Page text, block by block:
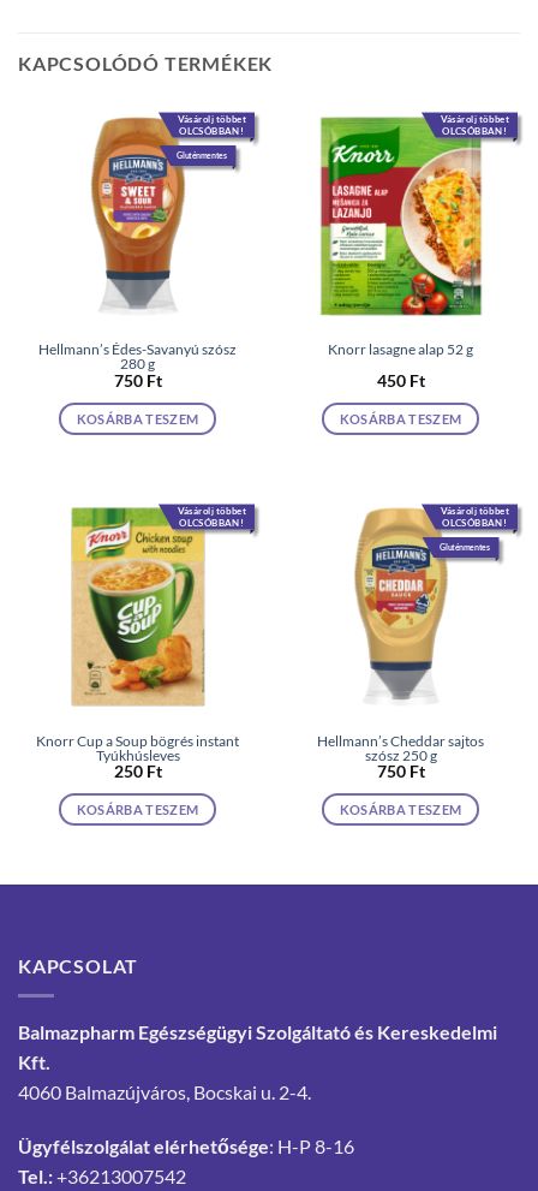
KAPCSOLÓDÓ TERMÉKEK
Vásárolj többet
OLCSÓBBAN!
Gluténmentes
Hellmann’s Édes-Savanyú szósz
280 g
750 Ft
KOSÁRBA TESZEM
Vásárolj többet
OLCSÓBBAN!
Knorr lasagne alap 52 g
450 Ft
KOSÁRBA TESZEM
Vásárolj többet
OLCSÓBBAN!
Knorr Cup a Soup bögrés instant
Tyúkhúsleves
250 Ft
KOSÁRBA TESZEM
Vásárolj többet
OLCSÓBBAN!
Gluténmentes
Hellmann’s Cheddar sajtos
szósz 250 g
750 Ft
KOSÁRBA TESZEM
KAPCSOLAT
Balmazpharm Egészségügyi Szolgáltató és Kereskedelmi
Kft.
4060 Balmazújváros, Bocskai u. 2-4.
Ügyfélszolgálat elérhetősége: H-P 8-16
Tel.:+36213007542